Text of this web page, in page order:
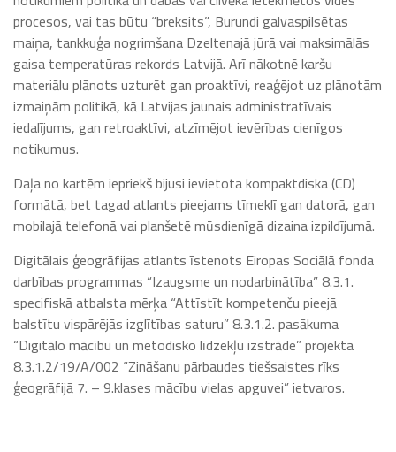
procesos, vai tas būtu “breksits”, Burundi galvaspilsētas
maiņa, tankkuģa nogrimšana Dzeltenajā jūrā vai maksimālās
gaisa temperatūras rekords Latvijā. Arī nākotnē karšu
materiālu plānots uzturēt gan proaktīvi, reaģējot uz plānotām
izmaiņām politikā, kā Latvijas jaunais administratīvais
iedalījums, gan retroaktīvi, atzīmējot ievērības cienīgos
notikumus.
Daļa no kartēm iepriekš bijusi ievietota kompaktdiska (CD)
formātā, bet tagad atlants pieejams tīmeklī gan datorā, gan
mobilajā telefonā vai planšetē mūsdienīgā dizaina izpildījumā.
Digitālais ģeogrāfijas atlants īstenots Eiropas Sociālā fonda
darbības programmas “Izaugsme un nodarbinātība” 8.3.1.
specifiskā atbalsta mērķa “Attīstīt kompetenču pieejā
balstītu vispārējās izglītības saturu” 8.3.1.2. pasākuma
“Digitālo mācību un metodisko līdzekļu izstrāde” projekta
8.3.1.2/19/A/002 “Zināšanu pārbaudes tiešsaistes rīks
ģeogrāfijā 7. – 9.klases mācību vielas apguvei” ietvaros.